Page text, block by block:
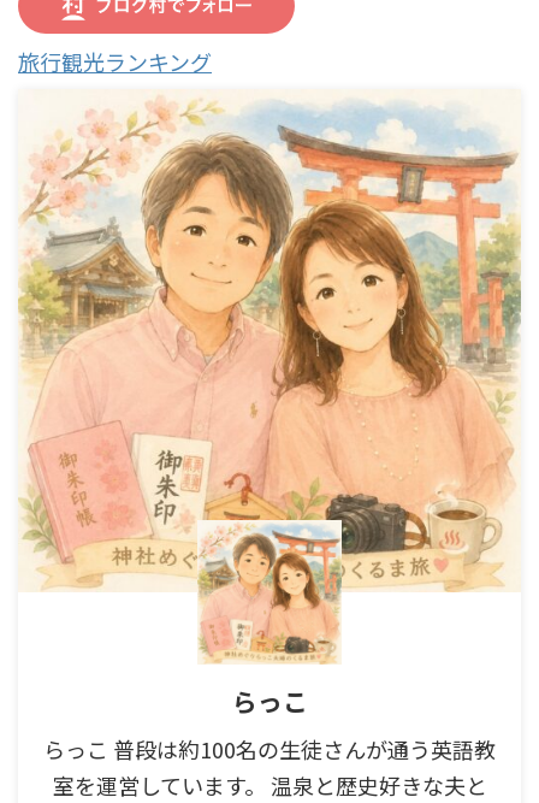
旅行観光ランキング
らっこ
らっこ 普段は約100名の生徒さんが通う英語教
室を運営しています。 温泉と歴史好きな夫と